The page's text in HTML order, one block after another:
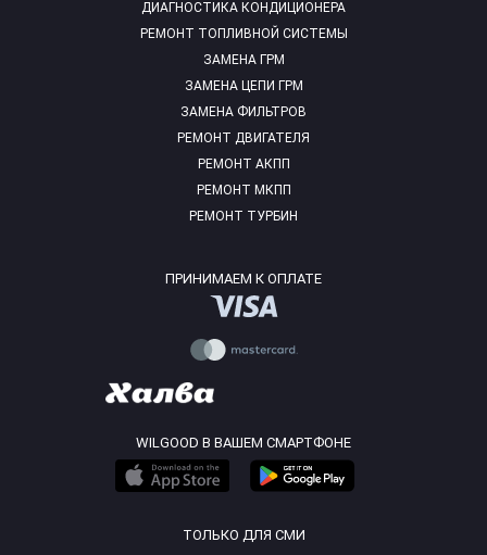
ДИАГНОСТИКА КОНДИЦИОНЕРА
РЕМОНТ ТОПЛИВНОЙ СИСТЕМЫ
ЗАМЕНА ГРМ
ЗАМЕНА ЦЕПИ ГРМ
ЗАМЕНА ФИЛЬТРОВ
РЕМОНТ ДВИГАТЕЛЯ
РЕМОНТ АКПП
РЕМОНТ МКПП
РЕМОНТ ТУРБИН
ПРИНИМАЕМ К ОПЛАТЕ
WILGOOD В ВАШЕМ СМАРТФОНЕ
ТОЛЬКО ДЛЯ СМИ